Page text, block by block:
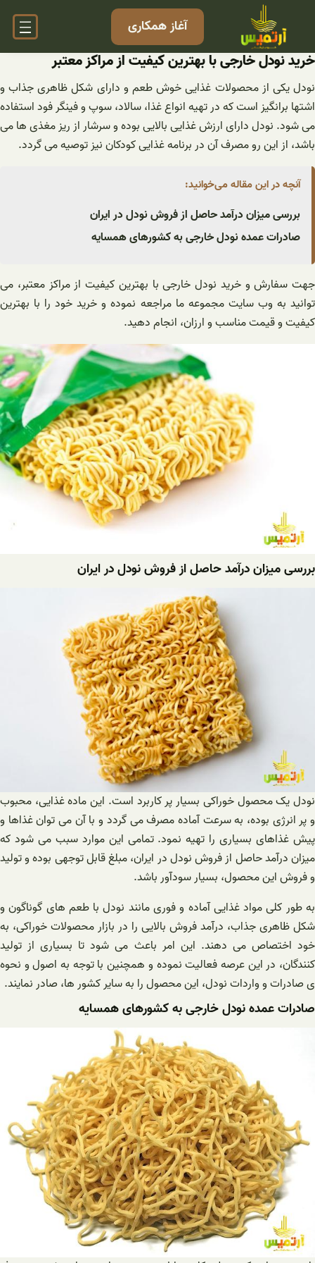
آغاز همکاری
خرید نودل خارجی با بهترین کیفیت از مراکز معتبر
نودل یکی از محصولات غذایی خوش طعم و دارای شکل ظاهری جذاب و
اشتها برانگیز است که در تهیه انواع غذا، سالاد، سوپ و فینگر فود استفاده
می شود. نودل دارای ارزش غذایی بالایی بوده و سرشار از ریز مغذی ها می
باشد، از این رو مصرف آن در برنامه غذایی کودکان نیز توصیه می گردد.
آنچه در این مقاله می‌خوانید:
بررسی میزان درآمد حاصل از فروش نودل در ایران
صادرات عمده نودل خارجی به کشورهای همسایه
جهت سفارش و خرید نودل خارجی با بهترین کیفیت از مراکز معتبر، می
توانید به وب سایت مجموعه ما مراجعه نموده و خرید خود را با بهترین
کیفیت و قیمت مناسب و ارزان، انجام دهید.
بررسی میزان درآمد حاصل از فروش نودل در ایران
نودل یک محصول خوراکی بسیار پر کاربرد است. این ماده غذایی، محبوب
و پر انرژی بوده، به سرعت آماده مصرف می گردد و با آن می توان غذاها و
پیش غذاهای بسیاری را تهیه نمود. تمامی این موارد سبب می شود که
میزان درآمد حاصل از فروش نودل در ایران، مبلغ قابل توجهی بوده و تولید
و فروش این محصول، بسیار سودآور باشد.
به طور کلی مواد غذایی آماده و فوری مانند نودل با طعم های گوناگون و
شکل ظاهری جذاب، درآمد فروش بالایی را در بازار محصولات خوراکی، به
خود اختصاص می دهند. این امر باعث می شود تا بسیاری از تولید
کنندگان، در این عرصه فعالیت نموده و همچنین با توجه به اصول و نحوه
ی صادرات و واردات نودل، این محصول را به سایر کشور ها، صادر نمایند.
صادرات عمده نودل خارجی به کشورهای همسایه